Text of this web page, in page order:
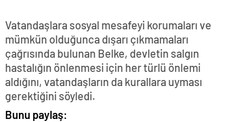
Vatandaşlara sosyal mesafeyi korumaları ve
mümkün olduğunca dışarı çıkmamaları
çağrısında bulunan Belke, devletin salgın
hastalığın önlenmesi için her türlü önlemi
aldığını, vatandaşların da kurallara uyması
gerektiğini söyledi.
Bunu paylaş: